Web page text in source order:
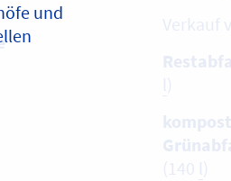
und
Verkauf
l)
(140 l)